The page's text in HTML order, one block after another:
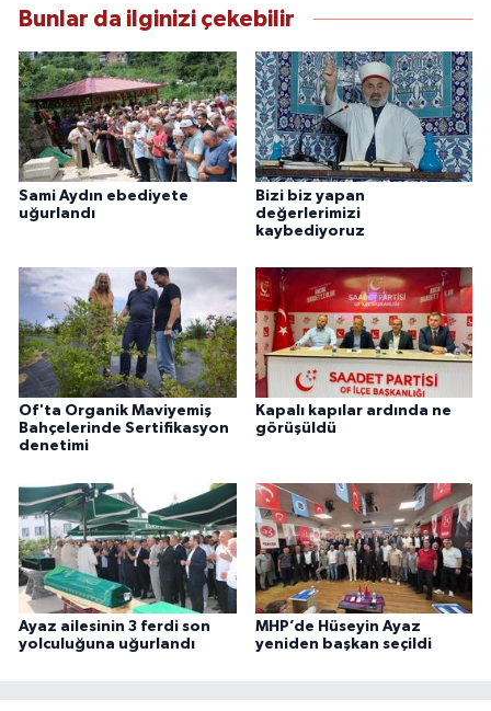
Bunlar da ilginizi çekebilir
Sami Aydın ebediyete
uğurlandı
Bizi biz yapan
değerlerimizi
kaybediyoruz
Of'ta Organik Maviyemiş
Bahçelerinde Sertifikasyon
denetimi
Kapalı kapılar ardında ne
görüşüldü
Ayaz ailesinin 3 ferdi son
yolculuğuna uğurlandı
MHP’de Hüseyin Ayaz
yeniden başkan seçildi